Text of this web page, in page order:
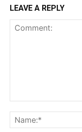
LEAVE A REPLY